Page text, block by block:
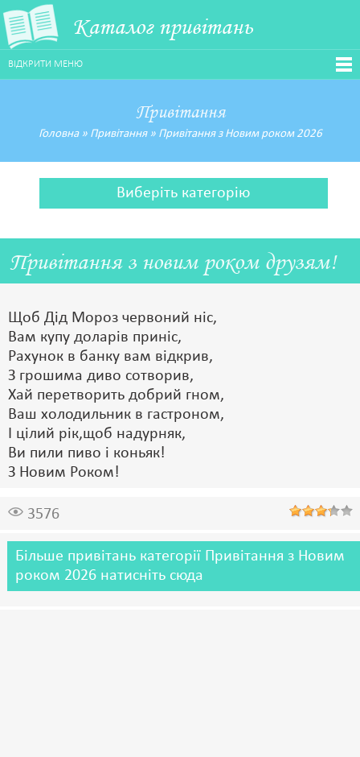
Каталог привітань
ВІДКРИТИ МЕНЮ
Привітання
Головна» Привітання» Привітання з Новим роком 2026
Виберіть категорію
Привітання з новим роком друзям!
Щоб Дід Мороз червоний ніс,
Вам купу доларів приніс,
Рахунок в банку вам відкрив,
З грошима диво сотворив,
Хай перетворить добрий гном,
Ваш холодильник в гастроном,
І цілий рік,щоб надурняк,
Ви пили пиво і коньяк!
З Новим Роком!
3576
Більше привітань категорії Привітання з Новим
роком 2026 натисніть сюда